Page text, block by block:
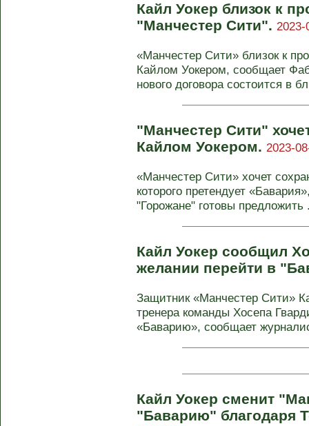
Кайл Уокер близок к
"Манчестер Сити". 2023-
«Манчестер Сити» близок к
Кайлом Уокером, сообщает
нового договора состоится в
"Манчестер Сити"
Кайлом Уокером. 2023-
«Манчестер Сити» хочет
которого претендует
"Горожане" готовы предложить
Кайл Уокер сообщил
желании перейти в
Защитник «Манчестер Сити»
тренера команды Хосепа
«Баварию», сообщает
Кайл Уокер сменит
"Баварию" благодаря